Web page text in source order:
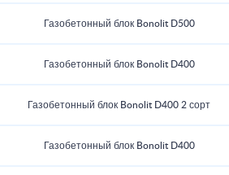
Газобетонный блок Bonolit D500
Газобетонный блок Bonolit D400
Газобетонный блок Bonolit D400 2 сорт
Газобетонный блок Bonolit D400